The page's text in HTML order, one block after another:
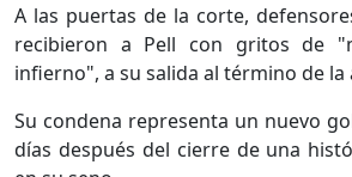
A las puertas de la corte,
recibieron a Pell con gritos de
infierno", a su salida al término de la
Su condena representa un nuevo
días después del cierre de una